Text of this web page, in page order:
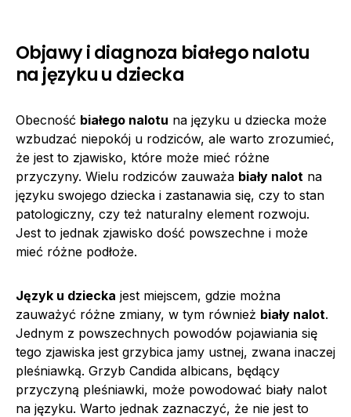
Objawy i diagnoza białego nalotu
na języku u dziecka
Obecność białego nalotu na języku u dziecka może
wzbudzać niepokój u rodziców, ale warto zrozumieć,
że jest to zjawisko, które może mieć różne
przyczyny. Wielu rodziców zauważa biały nalot na
języku swojego dziecka i zastanawia się, czy to stan
patologiczny, czy też naturalny element rozwoju.
Jest to jednak zjawisko dość powszechne i może
mieć różne podłoże.
Język u dziecka jest miejscem, gdzie można
zauważyć różne zmiany, w tym również biały nalot.
Jednym z powszechnych powodów pojawiania się
tego zjawiska jest grzybica jamy ustnej, zwana inaczej
pleśniawką. Grzyb Candida albicans, będący
przyczyną pleśniawki, może powodować biały nalot
na języku. Warto jednak zaznaczyć, że nie jest to